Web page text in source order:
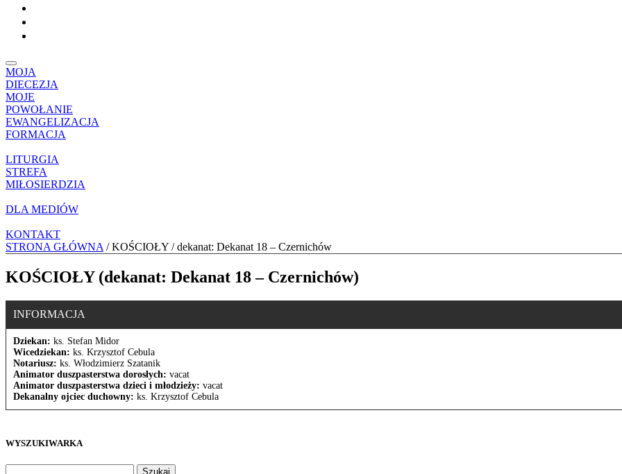
MOJA
DIECEZJA
MOJE
POWOŁANIE
EWANGELIZACJA
FORMACJA
LITURGIA
STREFA
MIŁOSIERDZIA
DLA MEDIÓW
KONTAKT
STRONA GŁÓWNA / KOŚCIOŁY / dekanat: Dekanat 18 – Czernichów
KOŚCIOŁY (dekanat: Dekanat 18 – Czernichów)
INFORMACJA
Dziekan: ks. Stefan Midor
Wicedziekan: ks. Krzysztof Cebula
Notariusz: ks. Włodzimierz Szatanik
Animator duszpasterstwa dorosłych: vacat
Animator duszpasterstwa dzieci i młodzieży: vacat
Dekanalny ojciec duchowny: ks. Krzysztof Cebula
WYSZUKIWARKA